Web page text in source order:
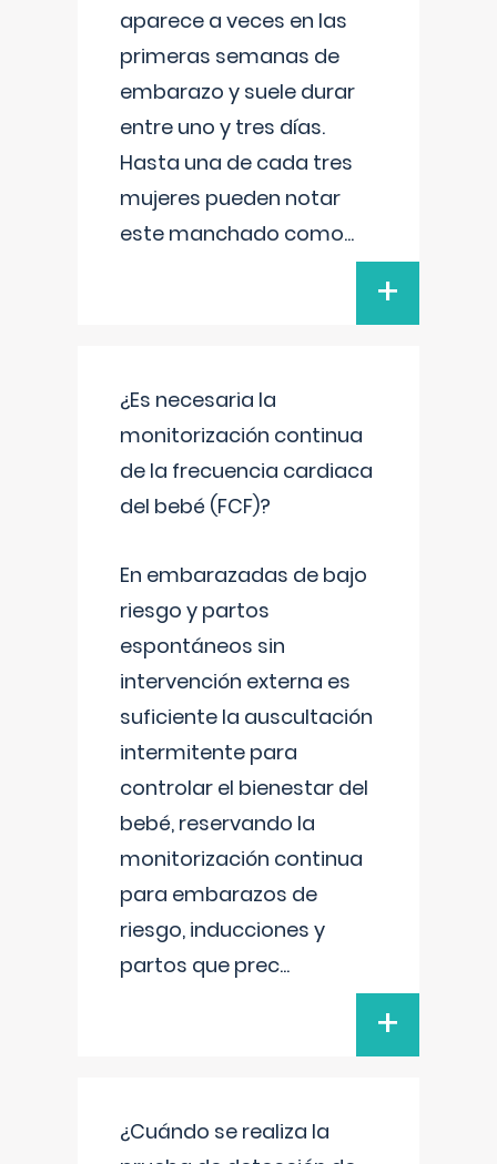
aparece a veces en las
primeras semanas de
embarazo y suele durar
entre uno y tres días.
Hasta una de cada tres
mujeres pueden notar
este manchado como...
+
¿Es necesaria la
monitorización continua
de la frecuencia cardiaca
del bebé (FCF)?
En embarazadas de bajo
riesgo y partos
espontáneos sin
intervención externa es
suficiente la auscultación
intermitente para
controlar el bienestar del
bebé, reservando la
monitorización continua
para embarazos de
riesgo, inducciones y
partos que prec...
+
¿Cuándo se realiza la